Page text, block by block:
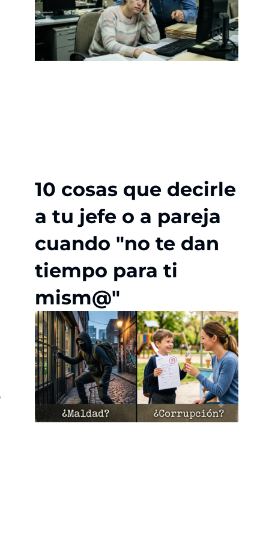
10 cosas que decirle
a tu jefe o a pareja
cuando "no te dan
tiempo para ti
mism@"